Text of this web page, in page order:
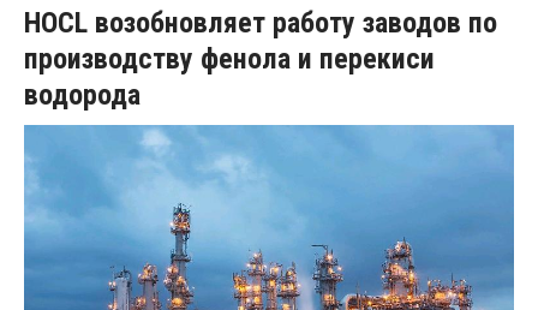
HOCL возобновляет работу заводов по
производству фенола и перекиси
водорода